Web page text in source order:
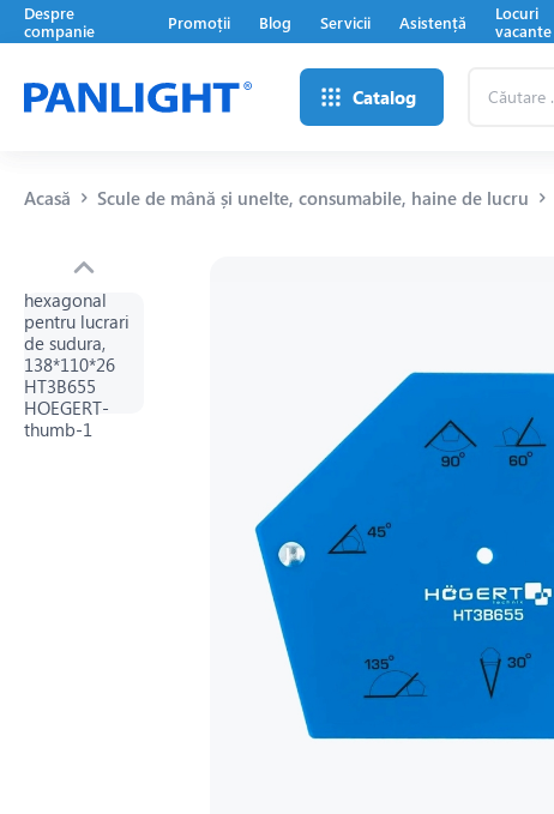
Despre
companie
Promoții Blog Servicii Asistență
Locuri
vacante
Catalog
Acasă Scule de mână și unelte, consumabile, haine de lucru